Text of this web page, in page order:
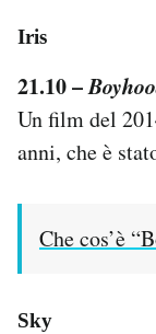
Iris
21.10 –
Un film del
anni, che è
Che cos’è
Sky